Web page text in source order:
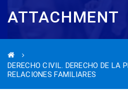
ATTACHMENT
DERECHO CIVIL. DERECHO DE LA
RELACIONES FAMILIARES